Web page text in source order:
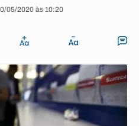
05/2020 às 10:20